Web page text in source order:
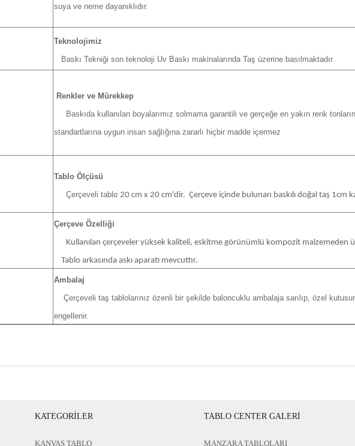
suya ve neme dayanıklıdır.
Teknolojimiz
Baskı Tekniği son teknoloji Uv Baskı makinalarında Taş üzerine basılmaktadır.
Renkler ve Mürekkep
Baskıda kullanılan boyalarımız solmama garantili ve gerçeğe en yakın renk
standartlarına uygun insan sağlığına zararlı hiçbir madde içermez
Tablo Ölçüsü
Çerçeveli tablo 20 cm x 20 cm'dir. Çerçeve içinde bulunan baskılı doğal taş 1cm
Çerçeve Özelliği
Kullanılan çerçeveler yüksek kaliteli, eskitme görünümlü kompozit malzemeden
Tablo arkasında askı aparatı mevcuttır.
Ambalaj
Çerçeveli taş tablolarınız özenli bir şekilde baloncuklu ambalaja sarılıp, özel
engellenir.
KATEGORİLER
KANVAS TABLO
TABLO CENTER GALERİ
MANZARA TABLOLARI